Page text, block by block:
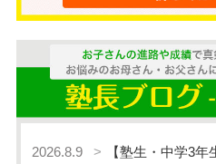
2026.8.9
【塾生・中学3